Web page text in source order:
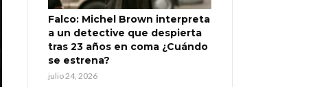
Falco: Michel Brown interpreta
a un detective que despierta
tras 23 años en coma ¿Cuándo
se estrena?
julio 24, 2026